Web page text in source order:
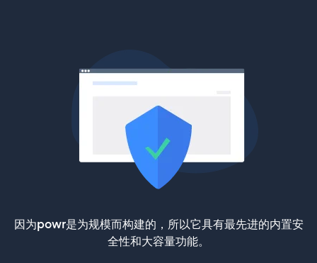
因为powr是为规模而构建的，所以它具有最先进的内置安
全性和大容量功能。